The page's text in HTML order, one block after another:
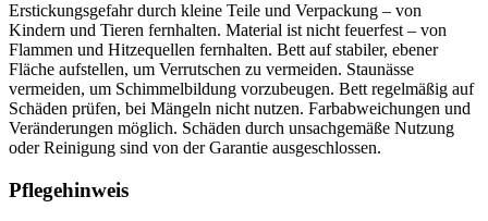
Erstickungsgefahr durch kleine Teile und Verpackung – von
Kindern und Tieren fernhalten. Material ist nicht feuerfest – von
Flammen und Hitzequellen fernhalten. Bett auf stabiler, ebener
Fläche aufstellen, um Verrutschen zu vermeiden. Staunässe
vermeiden, um Schimmelbildung vorzubeugen. Bett regelmäßig auf
Schäden prüfen, bei Mängeln nicht nutzen. Farbabweichungen und
Veränderungen möglich. Schäden durch unsachgemäße Nutzung
oder Reinigung sind von der Garantie ausgeschlossen.
Pflegehinweis